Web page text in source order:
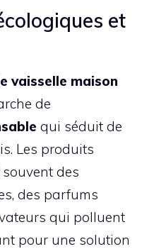
et
vaisselle maison
de
qui séduit de
Les produits
des
des parfums
qui polluent
pour une solution